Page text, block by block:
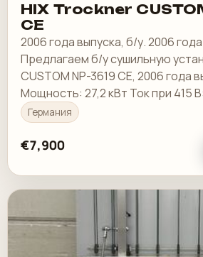
HIX Trockner
CE
2006 года выпуска, б/у. 2006
Предлагаем б/у сушильную
CUSTOM NP-3619 CE, 2006 года
Мощность: 27,2 кВт Ток при 415
В: 37 А
Германия
€7,900